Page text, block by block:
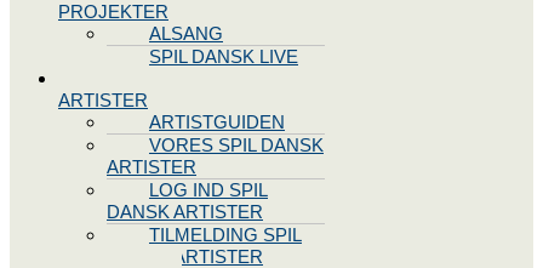
PROJEKTER
ALSANG
SPIL DANSK LIVE
ARTISTER
ARTISTGUIDEN
VORES SPIL DANSK
ARTISTER
LOG IND SPIL
DANSK ARTISTER
TILMELDING SPIL
DANSK ARTISTER